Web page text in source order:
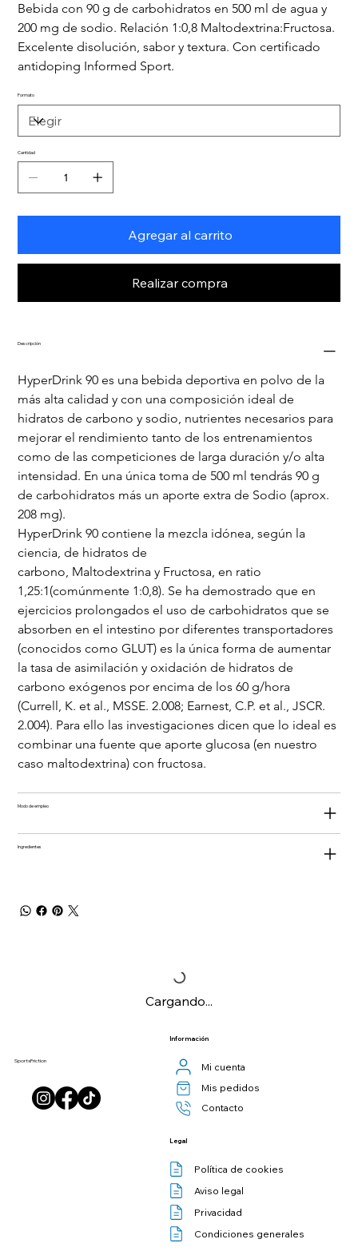
Bebida con 90 g de carbohidratos en 500 ml de agua y
200 mg de sodio. Relación 1:0,8 Maltodextrina:Fructosa.
Excelente disolución, sabor y textura. Con certificado
antidoping Informed Sport.
Formato
Cantidad
Agregar al carrito
Realizar compra
Descripción
HyperDrink 90 es una bebida deportiva en polvo de la
más alta calidad y con una composición ideal de
hidratos de carbono y sodio, nutrientes necesarios para
mejorar el rendimiento tanto de los entrenamientos
como de las competiciones de larga duración y/o alta
intensidad. En una única toma de 500 ml tendrás 90 g
de carbohidratos más un aporte extra de Sodio (aprox.
208 mg).
HyperDrink 90 contiene la mezcla idónea, según la
ciencia, de hidratos de
carbono, Maltodextrina y Fructosa, en ratio
1,25:1(comúnmente 1:0,8). Se ha demostrado que en
ejercicios prolongados el uso de carbohidratos que se
absorben en el intestino por diferentes transportadores
(conocidos como GLUT) es la única forma de aumentar
la tasa de asimilación y oxidación de hidratos de
carbono exógenos por encima de los 60 g/hora
(Currell, K. et al., MSSE. 2.008; Earnest, C.P. et al., JSCR.
2.004). Para ello las investigaciones dicen que lo ideal es
combinar una fuente que aporte glucosa (en nuestro
caso maltodextrina) con fructosa.
Modo de empleo
Ingredientes
Cargando...
SportsFriction
Legal
Política de cookies
Aviso legal
Privacidad
Condiciones generales
Información
Mi cuenta
Mis pedidos
Contacto